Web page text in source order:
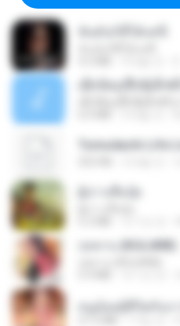
กุหลาบ (KULARB)
หนูน้อยสู้ชีวิตกับภ